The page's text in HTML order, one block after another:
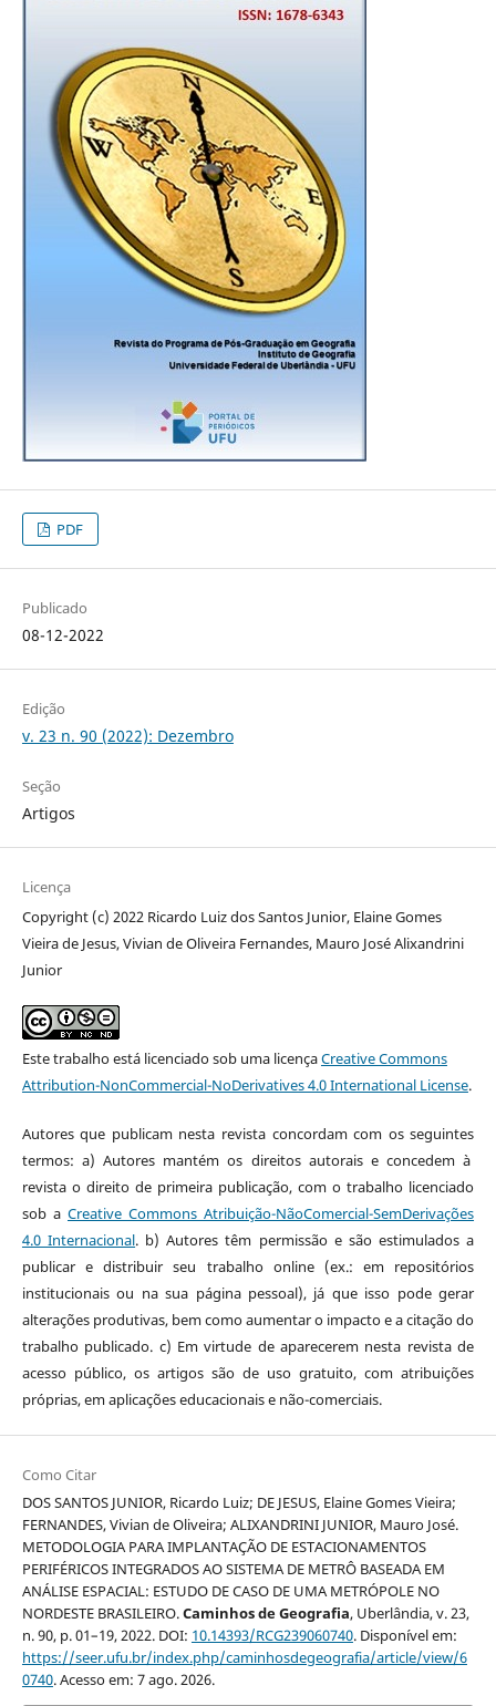
PDF
Publicado
08-12-2022
Edição
v. 23 n. 90 (2022): Dezembro
Seção
Artigos
Licença
Copyright (c) 2022 Ricardo Luiz dos Santos Junior, Elaine Gomes
Vieira de Jesus, Vivian de Oliveira Fernandes, Mauro José Alixandrini
Junior
Este trabalho está licenciado sob uma licençaCreative Commons
Attribution-NonCommercial-NoDerivatives 4.0 International License.
Autores que publicam nesta revista concordam com os seguintes
termos: a) Autores mantém os direitos autorais e concedem à
revista o direito de primeira publicação, com o trabalho licenciado
sob a Creative Commons Atribuição-NãoComercial-SemDerivações
4.0 Internacional. b) Autores têm permissão e são estimulados a
publicar e distribuir seu trabalho online (ex.: em repositórios
institucionais ou na sua página pessoal), já que isso pode gerar
alterações produtivas, bem como aumentar o impacto e a citação do
trabalho publicado. c) Em virtude de aparecerem nesta revista de
acesso público, os artigos são de uso gratuito, com atribuições
próprias, em aplicações educacionais e não-comerciais.
Como Citar
DOS SANTOS JUNIOR, Ricardo Luiz; DE JESUS, Elaine Gomes Vieira;
FERNANDES, Vivian de Oliveira; ALIXANDRINI JUNIOR, Mauro José.
METODOLOGIA PARA IMPLANTAÇÃO DE ESTACIONAMENTOS
PERIFÉRICOS INTEGRADOS AO SISTEMA DE METRÔ BASEADA EM
ANÁLISE ESPACIAL: ESTUDO DE CASO DE UMA METRÓPOLE NO
NORDESTE BRASILEIRO.Caminhos de Geografia, Uberlândia, v. 23,
n. 90, p. 01–19, 2022. DOI: 10.14393/RCG239060740. Disponível em:
https://seer.ufu.br/index.php/caminhosdegeografia/article/view/6
0740. Acesso em: 7 ago. 2026.